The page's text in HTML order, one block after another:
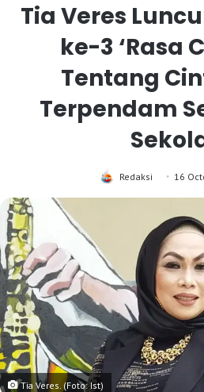
Tia Veres
ke-3 ‘Rasa
Tentang
Terpendam
Redaksi 16
Tia Veres. (Foto: Ist)